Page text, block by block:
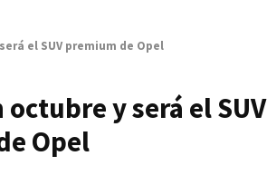
el SUV premium de Opel
y será el SUV
Opel